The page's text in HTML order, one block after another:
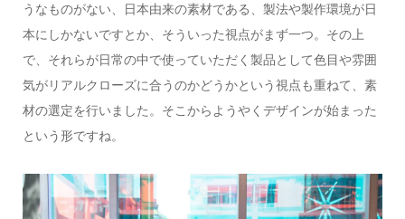
うなものがない、日本由来の素材である、製法や製作環境が日
本にしかないですとか、そういった視点がまず一つ。その上
で、それらが日常の中で使っていただく製品として色目や雰囲
気がリアルクローズに合うのかどうかという視点も重ねて、素
材の選定を行いました。そこからようやくデザインが始まった
という形ですね。